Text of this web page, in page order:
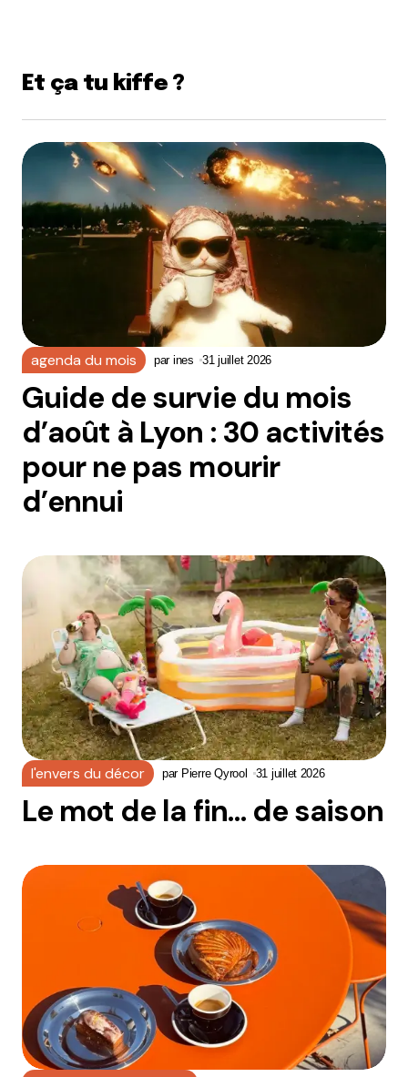
Et ça tu kiffe ?
agenda du mois par ines 31 juillet 2026
Guide de survie du mois
d’août à Lyon : 30 activités
pour ne pas mourir
d’ennui
l'envers du décor par Pierre Qyrool 31 juillet 2026
Le mot de la fin… de saison